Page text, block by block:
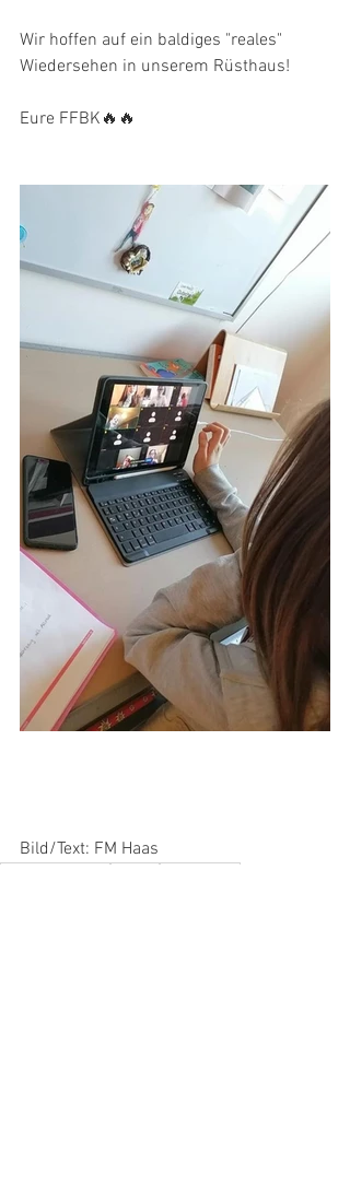
Wir hoffen auf ein baldiges "reales"
Wiedersehen in unserem Rüsthaus!
Eure FFBK🔥🔥
Bild/Text: FM Haas